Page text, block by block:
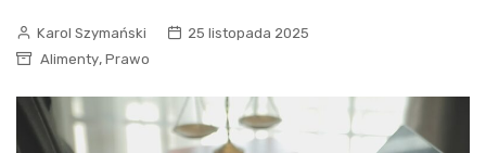
Karol Szymański
25 listopada 2025
Alimenty, Prawo